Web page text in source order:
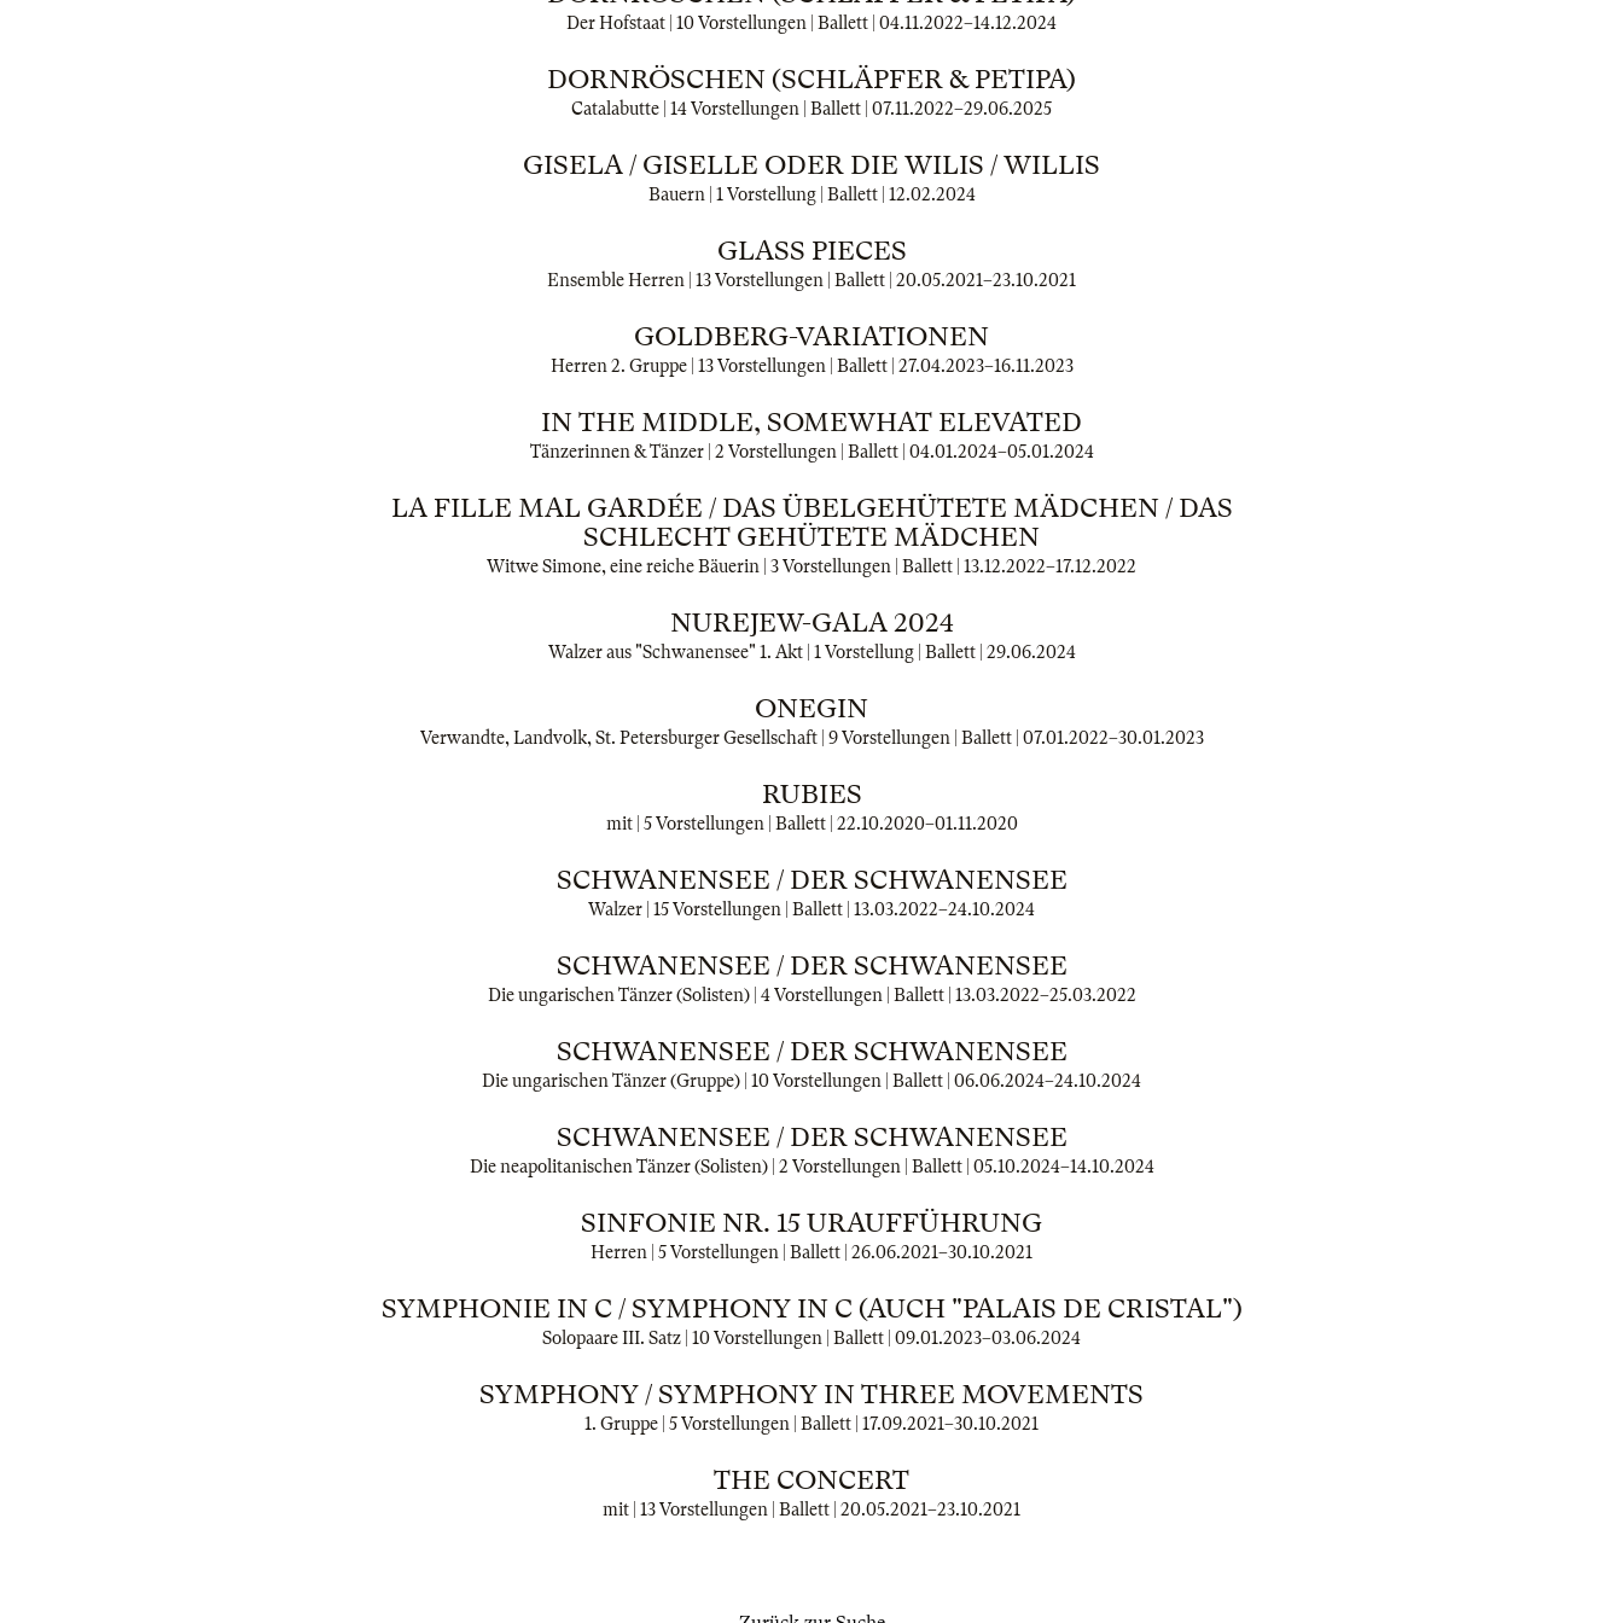
Der Hofstaat | 10 Vorstellungen | Ballett | 04.11.2022–14.12.2024
DORNRÖSCHEN (SCHLÄPFER & PETIPA)
Catalabutte | 14 Vorstellungen | Ballett | 07.11.2022–29.06.2025
GISELA / GISELLE ODER DIE WILIS / WILLIS
Bauern | 1 Vorstellung | Ballett | 12.02.2024
GLASS PIECES
Ensemble Herren | 13 Vorstellungen | Ballett | 20.05.2021–23.10.2021
GOLDBERG-VARIATIONEN
Herren 2. Gruppe | 13 Vorstellungen | Ballett | 27.04.2023–16.11.2023
IN THE MIDDLE, SOMEWHAT ELEVATED
Tänzerinnen & Tänzer | 2 Vorstellungen | Ballett | 04.01.2024–05.01.2024
LA FILLE MAL GARDÉE / DAS ÜBELGEHÜTETE MÄDCHEN / DAS
SCHLECHT GEHÜTETE MÄDCHEN
Witwe Simone, eine reiche Bäuerin | 3 Vorstellungen | Ballett | 13.12.2022–17.12.2022
NUREJEW-GALA 2024
Walzer aus "Schwanensee" 1. Akt | 1 Vorstellung | Ballett | 29.06.2024
ONEGIN
Verwandte, Landvolk, St. Petersburger Gesellschaft | 9 Vorstellungen | Ballett | 07.01.2022–30.01.2023
RUBIES
mit | 5 Vorstellungen | Ballett | 22.10.2020–01.11.2020
SCHWANENSEE / DER SCHWANENSEE
Walzer | 15 Vorstellungen | Ballett | 13.03.2022–24.10.2024
SCHWANENSEE / DER SCHWANENSEE
Die ungarischen Tänzer (Solisten) | 4 Vorstellungen | Ballett | 13.03.2022–25.03.2022
SCHWANENSEE / DER SCHWANENSEE
Die ungarischen Tänzer (Gruppe) | 10 Vorstellungen | Ballett | 06.06.2024–24.10.2024
SCHWANENSEE / DER SCHWANENSEE
Die neapolitanischen Tänzer (Solisten) | 2 Vorstellungen | Ballett | 05.10.2024–14.10.2024
SINFONIE NR. 15 URAUFFÜHRUNG
Herren | 5 Vorstellungen | Ballett | 26.06.2021–30.10.2021
SYMPHONIE IN C / SYMPHONY IN C (AUCH "PALAIS DE CRISTAL")
Solopaare III. Satz | 10 Vorstellungen | Ballett | 09.01.2023–03.06.2024
SYMPHONY / SYMPHONY IN THREE MOVEMENTS
1. Gruppe | 5 Vorstellungen | Ballett | 17.09.2021–30.10.2021
THE CONCERT
mit | 13 Vorstellungen | Ballett | 20.05.2021–23.10.2021